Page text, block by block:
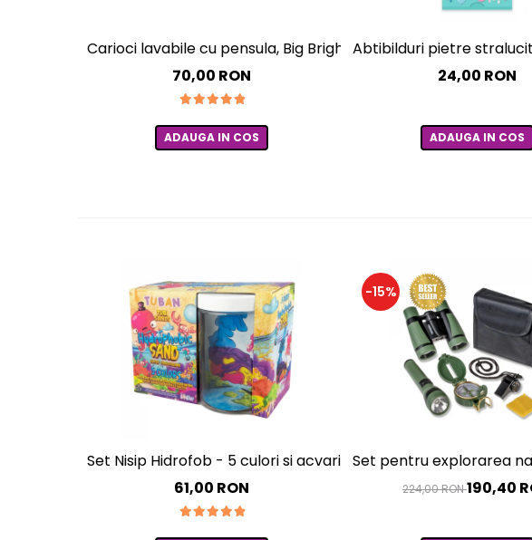
Carioci lavabile cu pensula, Big Bright Brush, set 10 culori
70,00 RON
ADAUGA IN COS
Abtibilduri pietre
24,00 RON
ADAUGA IN COS
Set Nisip Hidrofob - 5 culori si acvariu
61,00 RON
-15%
Set pentru explorarea
224,00 RON190,40